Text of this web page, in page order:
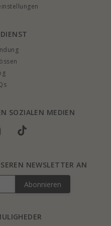
SOZIALEN MEDIEN
NEWSLETTER AN
Abonnieren